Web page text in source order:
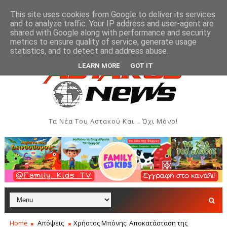
Ιονίου ΞΗΡΌΜΕΡΟ Μύτικας: Χρηματική συνεισφορά όλων
Τα Νέα Του Αστακού Και... Όχι Μόνο!
Home Απόψεις
Χρήστος Μπόνης: Αποκατάσταση της
This site uses cookies from Google to deliver its services
and to analyze traffic. Your IP address and user-agent are
shared with Google along with performance and security
metrics to ensure quality of service, generate usage
statistics, and to detect and address abuse.
LEARN MORE GOT IT